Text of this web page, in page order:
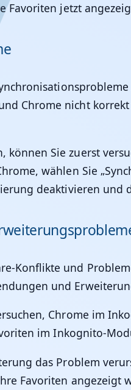
Favoriten jetzt
Chrome nicht
können Sie zuerst
wählen Sie
deaktivieren
Konflikte und
und
Chrome im
im Inkognito-
das Problem
Favoriten angezeigt